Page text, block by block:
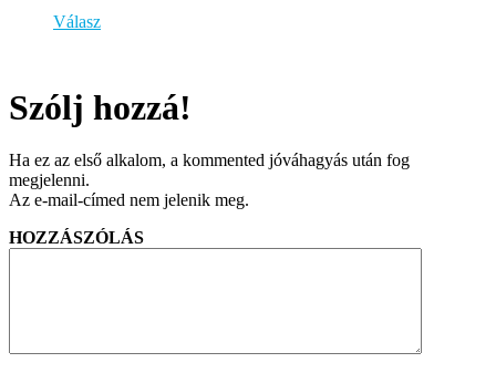
Válasz
Szólj hozzá!
Ha ez az első alkalom, a kommented jóváhagyás után fog
megjelenni.
Az e-mail-címed nem jelenik meg.
HOZZÁSZÓLÁS